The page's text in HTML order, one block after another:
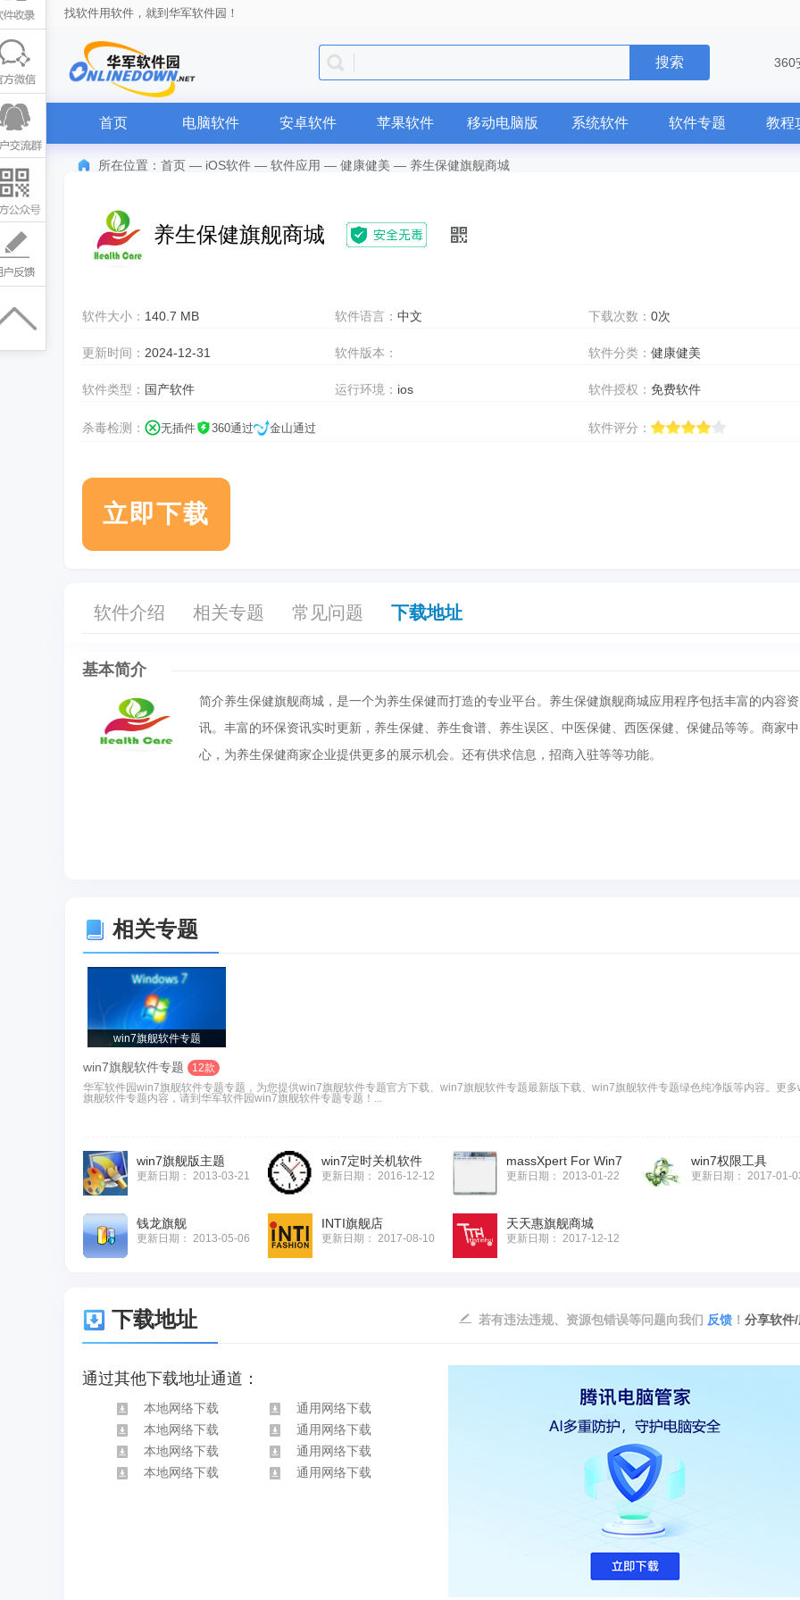
找软件用软件，就到华军软件园！
搜索 360
首页 电脑软件 安卓软件 苹果软件 移动电脑版 系统软件 软件专题 教程
所在位置： 首页 — iOS软件 — 软件应用 — 健康健美 — 养生保健旗舰商城
养生保健旗舰商城
软件大小： 140.7 MB 软件语言：中文 下载次数： 0次
更新时间： 2024-12-31 软件版本： 软件分类： 健康健美
软件类型： 国产软件 运行环境： ios 软件授权： 免费软件
杀毒检测： 无插件 360通过 金山通过 软件评分：
立即下载
软件介绍 相关专题 常见问题 下载地址
基本简介
简介养生保健旗舰商城，是一个为养生保健而打造的专业平台。养生保健旗舰商城应用程序包括丰富的内容资
讯。丰富的环保资讯实时更新，养生保健、养生食谱、养生误区、中医保健、西医保健、保健品等等。商家中
心，为养生保健商家企业提供更多的展示机会。还有供求信息，招商入驻等等功能。
相关专题
win7旗舰软件专题
win7旗舰软件专题
12款
华军软件园win7旗舰软件专题专题，为您提供win7旗舰软件专题官方下载、win7旗舰软件专题最新版下载、win7旗舰软件专题绿色纯净版等内容。更
旗舰软件专题内容，请到华军软件园win7旗舰软件专题专题！...
win7旗舰版主题
更新日期： 2013-03-21
win7定时关机软件
更新日期： 2016-12-12
massXpert For Win7
更新日期： 2013-01-22
win7权限工具
更新日期： 2017-01-
钱龙旗舰
更新日期： 2013-05-06
INTI旗舰店
更新日期： 2017-08-10
天天惠旗舰商城
更新日期： 2017-12-12
下载地址 分享软件
若有违法违规、资源包错误等问题向我们 反馈 ！
通过其他下载地址通道：
本地网络下载
通用网络下载
本地网络下载
通用网络下载
本地网络下载
通用网络下载
本地网络下载
通用网络下载